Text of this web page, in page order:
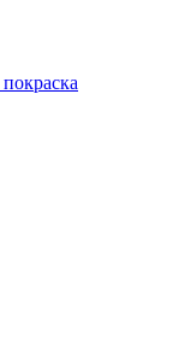
покраска